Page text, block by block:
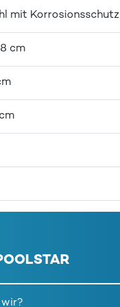
mit Korrosionsschutz
cm